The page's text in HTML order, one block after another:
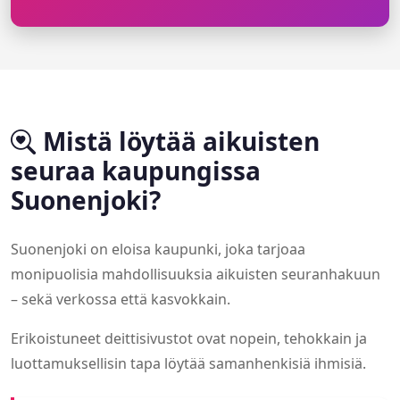
Mistä löytää aikuisten
seuraa kaupungissa
Suonenjoki?
Suonenjoki on eloisa kaupunki, joka tarjoaa
monipuolisia mahdollisuuksia aikuisten seuranhakuun
– sekä verkossa että kasvokkain.
Erikoistuneet deittisivustot ovat nopein, tehokkain ja
luottamuksellisin tapa löytää samanhenkisiä ihmisiä.